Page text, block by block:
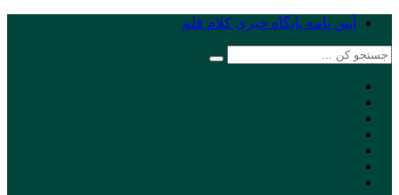
آیین نامه پایگاه خبری کلام قلم